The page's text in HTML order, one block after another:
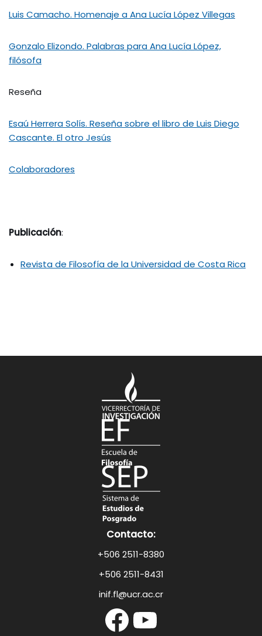
Luis Camacho. Homenaje a Ana Lucía López Villegas
Gonzalo Elizondo. Palabras para Ana Lucía López,
filósofa
Reseña
Esaú Herrera Solís. Reseña sobre el libro de Luis Diego
Cascante. El otro Jesús
Colaboradores
Publicación:
Revista de Filosofía de la Universidad de Costa Rica
Contacto:
+506 2511-8380
+506 2511-8431
inif.fl@ucr.ac.cr